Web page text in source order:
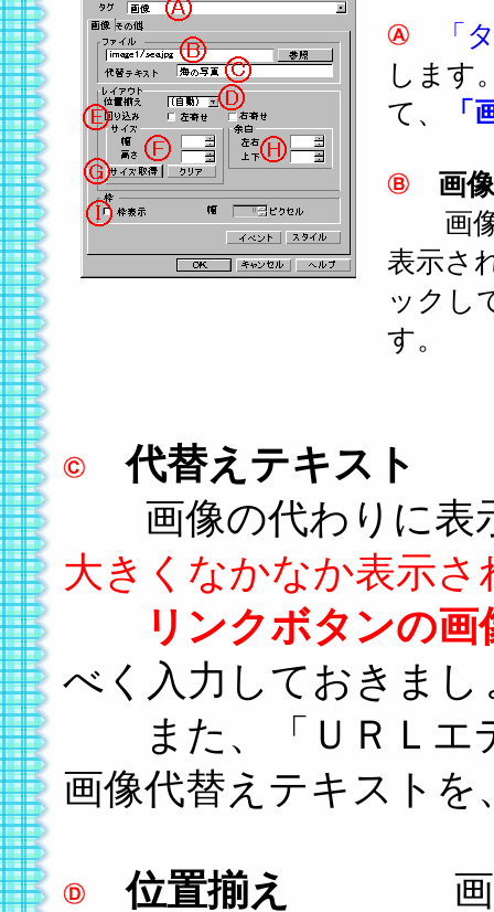
「
します
て、
「
画
画像
表示さ
ックし
す。
代替えテキスト
画像の代わりに表
大きくなかなか表示さ
リンクボタンの画
べく入力しておきまし
また、「ＵＲＬエ
画像代替えテキスト
位置揃え 画像の